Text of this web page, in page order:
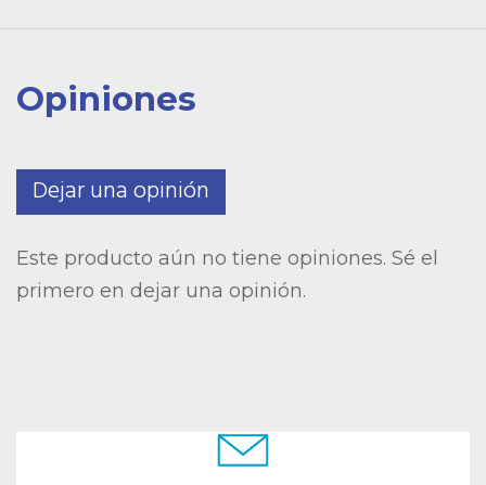
Opiniones
Dejar una opinión
Este producto aún no tiene opiniones. Sé el
primero en dejar una opinión.